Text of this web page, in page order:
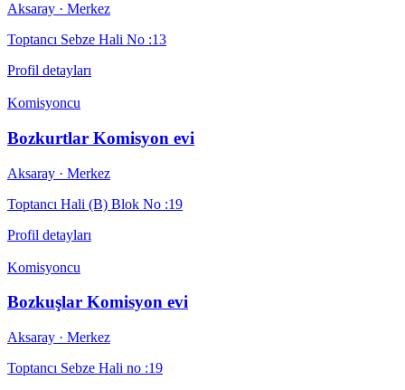
Aksaray · Merkez
Toptancı Sebze Hali No :13
Profil detayları
Komisyoncu
Bozkurtlar Komisyon evi
Aksaray · Merkez
Toptancı Hali (B) Blok No :19
Profil detayları
Komisyoncu
Bozkuşlar Komisyon evi
Aksaray · Merkez
Toptancı Sebze Hali no :19